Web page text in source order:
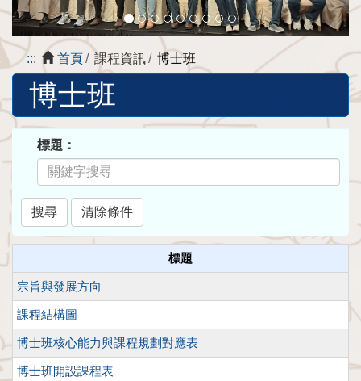
::: 首頁 課程資訊 博士班
博士班
標題：
標題
宗旨與發展方向
課程結構圖
博士班核心能力與課程規劃對應表
博士班開設課程表